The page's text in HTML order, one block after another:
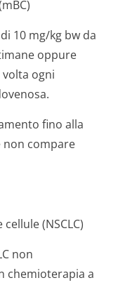
10 mg/kg bw da
oppure
ogni
fino alla
non compare
(NSCLC)
non
chemioterapia a